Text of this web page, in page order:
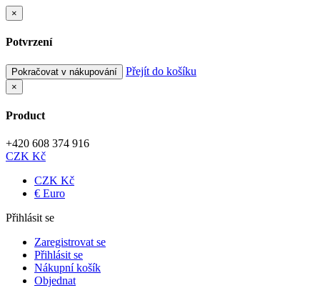
×
Potvrzení
Pokračovat v nákupování Přejít do košíku
×
Product
+420 608 374 916
CZK Kč
CZK Kč
€ Euro
Přihlásit se
Zaregistrovat se
Přihlásit se
Nákupní košík
Objednat